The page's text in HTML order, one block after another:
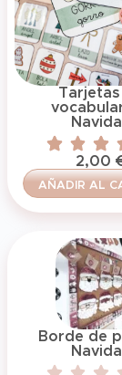
2,00
AÑADIR AL
Borde de